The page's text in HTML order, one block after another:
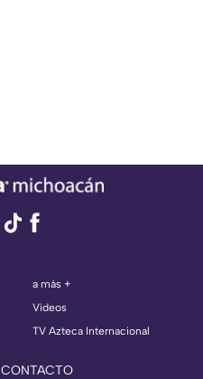
a más +
Videos
TV Azteca Internacional
CONTACTO